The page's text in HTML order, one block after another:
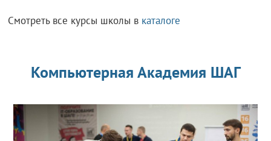
Смотреть все курсы школы в каталоге
Компьютерная Академия ШАГ